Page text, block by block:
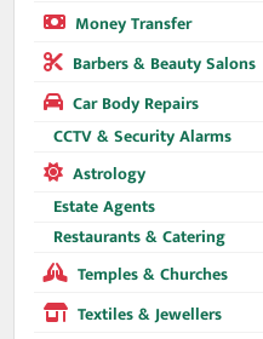
Money Transfer
Barbers & Beauty Salons
Car Body Repairs
CCTV & Security Alarms
Astrology
Estate Agents
Restaurants & Catering
Temples & Churches
Textiles & Jewellers